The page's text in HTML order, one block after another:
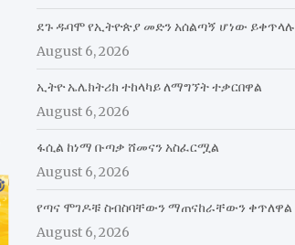
ደጉ ዱባሞ የኢትዮጵያ መድን አሰልጣኝ ሆነው ይቀጥላሉ
August 6, 2026
ኢትዮ ኤሌክትሪክ ተከላካይ ለማግኘት ተቃርበዋል
August 6, 2026
ፋሲል ከነማ ቡጣቃ ሸመናን አስፈርሟል
August 6, 2026
የጣና ሞገዶቹ ስብስባቸውን ማጠናከራቸውን ቀጥለዋል
August 6, 2026